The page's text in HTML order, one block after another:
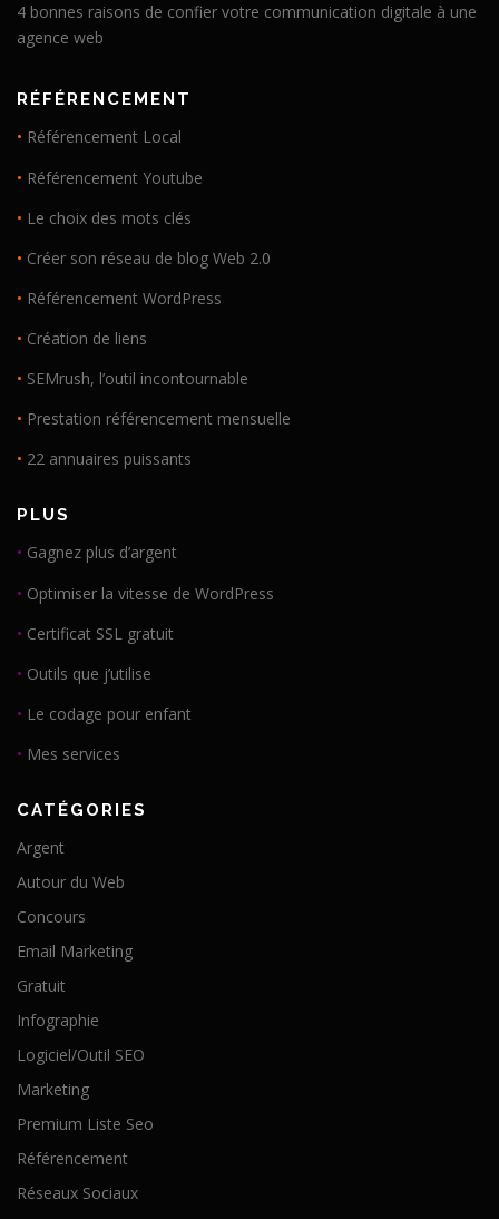
4 bonnes raisons de confier votre communication digitale à une
agence web
RÉFÉRENCEMENT
• Référencement Local
• Référencement Youtube
• Le choix des mots clés
• Créer son réseau de blog Web 2.0
• Référencement WordPress
• Création de liens
• SEMrush, l’outil incontournable
• Prestation référencement mensuelle
• 22 annuaires puissants
PLUS
• Gagnez plus d’argent
• Optimiser la vitesse de WordPress
• Certificat SSL gratuit
• Outils que j’utilise
• Le codage pour enfant
• Mes services
CATÉGORIES
Argent
Autour du Web
Concours
Email Marketing
Gratuit
Infographie
Logiciel/Outil SEO
Marketing
Premium Liste Seo
Référencement
Réseaux Sociaux